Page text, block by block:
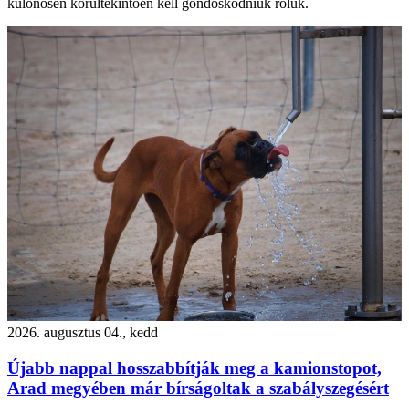
különösen körültekintően kell gondoskodniuk róluk.
2026. augusztus 04., kedd
Újabb nappal hosszabbítják meg a kamionstopot,
Arad megyében már bírságoltak a szabályszegésért